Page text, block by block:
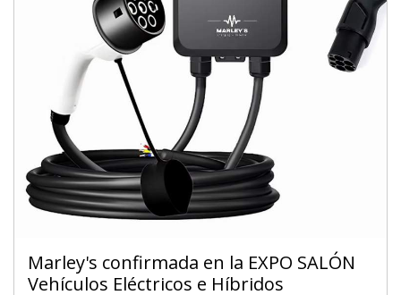
Marley's confirmada en la EXPO SALÓN
Vehículos Eléctricos e Híbridos